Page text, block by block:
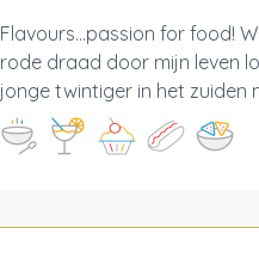
Flavours…passion for food!
rode draad door mijn leven
jonge twintiger in het zuiden